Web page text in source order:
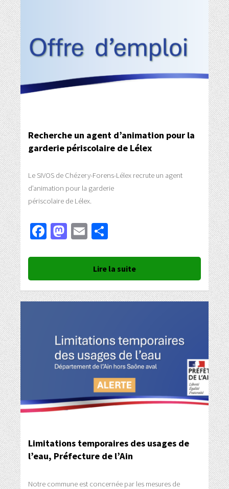
Recherche un agent d’animation pour la
garderie périscolaire de Lélex
Le SIVOS de Chézery-Forens-Lélex recrute un agent
d’animation pour la garderie
périscolaire de Lélex.
Facebook
Mastodon
Email
Lire la suite
Limitations temporaires des usages de
l’eau, Préfecture de l’Ain
Notre commune est concernée par les mesures de